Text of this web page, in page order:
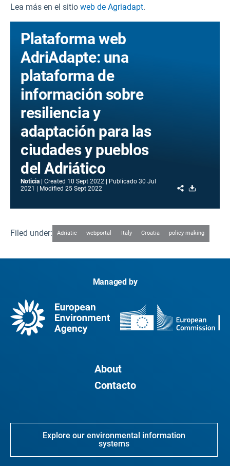
Lea más en el sitio web de Agriadapt.
Plataforma web
AdriAdapte: una
plataforma de
información sobre
resiliencia y
adaptación para las
ciudades y pueblos
del Adriático
Noticia Created 10 Sept 2022 Publicado 30 Jul
2021
Modified 25 Sept 2022 Share
Filed under: Adriatic webportal Italy Croatia policy making
Managed by
About
Contacto
Explore our environmental information
systems